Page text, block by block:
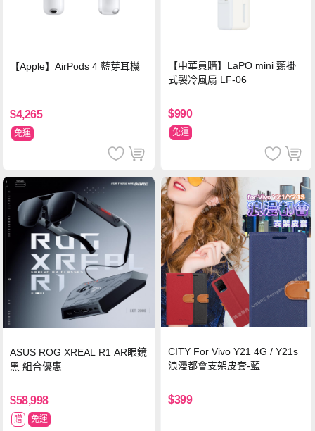
【Apple】AirPods 4 藍芽耳機
$4,265
免運
【中華員購】LaPO mini 頸掛
式製冷風扇 LF-06
$990
免運
ASUS ROG XREAL R1 AR眼鏡
黑 組合優惠
$58,998
贈 免運
CITY For Vivo Y21 4G / Y21s
浪漫都會支架皮套-藍
$399